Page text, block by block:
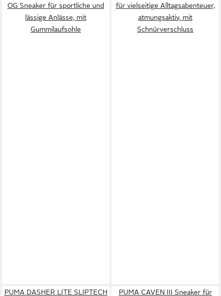
OG Sneaker für sportliche und
lässige Anlässe, mit
Gummilaufsohle
für vielseitige Alltagsabenteuer,
atmungsaktiv, mit
Schnürverschluss
PUMA DASHER LITE SLIPTECH
PUMA CAVEN III Sneaker für